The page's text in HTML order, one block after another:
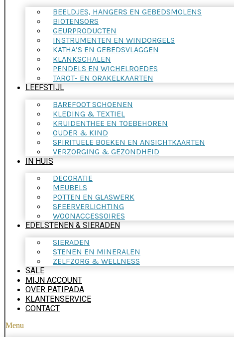
BEELDJES, HANGERS EN GEBEDSMOLENS
BIOTENSORS
GEURPRODUCTEN
INSTRUMENTEN EN WINDORGELS
KATHA’S EN GEBEDSVLAGGEN
KLANKSCHALEN
PENDELS EN WICHELROEDES
TAROT- EN ORAKELKAARTEN
LEEFSTIJL
BAREFOOT SCHOENEN
KLEDING & TEXTIEL
KRUIDENTHEE EN TOEBEHOREN
OUDER & KIND
SPIRITUELE BOEKEN EN ANSICHTKAARTEN
VERZORGING & GEZONDHEID
IN HUIS
DECORATIE
MEUBELS
POTTEN EN GLASWERK
SFEERVERLICHTING
WOONACCESSOIRES
EDELSTENEN & SIERADEN
SIERADEN
STENEN EN MINERALEN
ZELFZORG & WELLNESS
SALE
MIJN ACCOUNT
OVER PATIPADA
KLANTENSERVICE
CONTACT
Menu